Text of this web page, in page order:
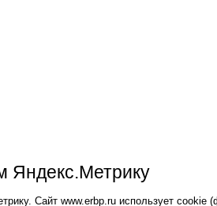
Яндекс.Метрику
Сайт www.erbp.ru использует